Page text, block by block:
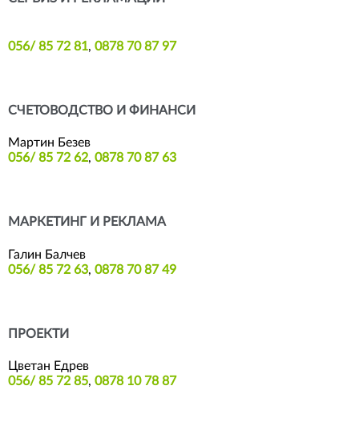
056/ 85 72 81, 0878 70 87 97
СЧЕТОВОДСТВО И ФИНАНСИ
Мартин Безев
056/ 85 72 62, 0878 70 87 63
МАРКЕТИНГ И РЕКЛАМА
Галин Балчев
056/ 85 72 63, 0878 70 87 49
ПРОЕКТИ
Цветан Едрев
056/ 85 72 85, 0878 10 78 87